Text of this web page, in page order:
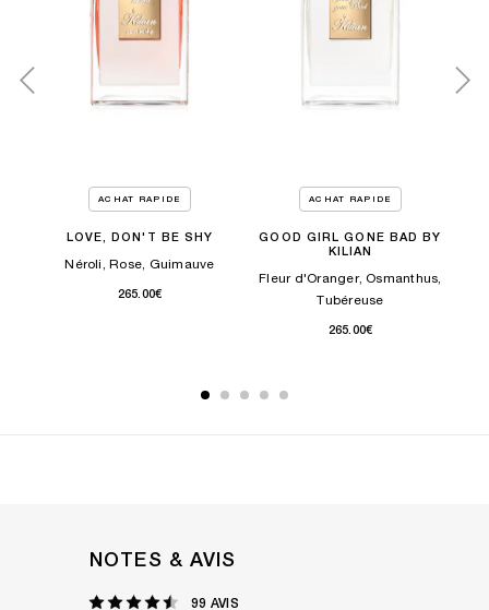
ACHAT RAPIDE
LOVE, DON'T BE SHY
Néroli, Rose, Guimauve
265.00€
ACHAT RAPIDE
GOOD GIRL GONE BAD BY
KILIAN
Fleur d'Oranger, Osmanthus,
Tubéreuse
265.00€
NOTES & AVIS
99 AVIS